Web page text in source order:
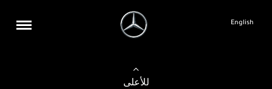
English
للأعلى